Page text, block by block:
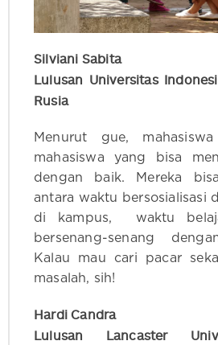
Silviani Sabita
Lulusan Universitas
Rusia
Menurut gue,
mahasiswa yang bisa
dengan baik. Mereka
antara waktu bersosialisasi
di kampus, waktu
bersenang-senang
Kalau mau cari pacar
masalah, sih!
Hardi Candra
Lulusan Lancaster